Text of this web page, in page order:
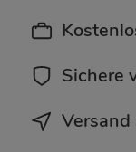
Sichere